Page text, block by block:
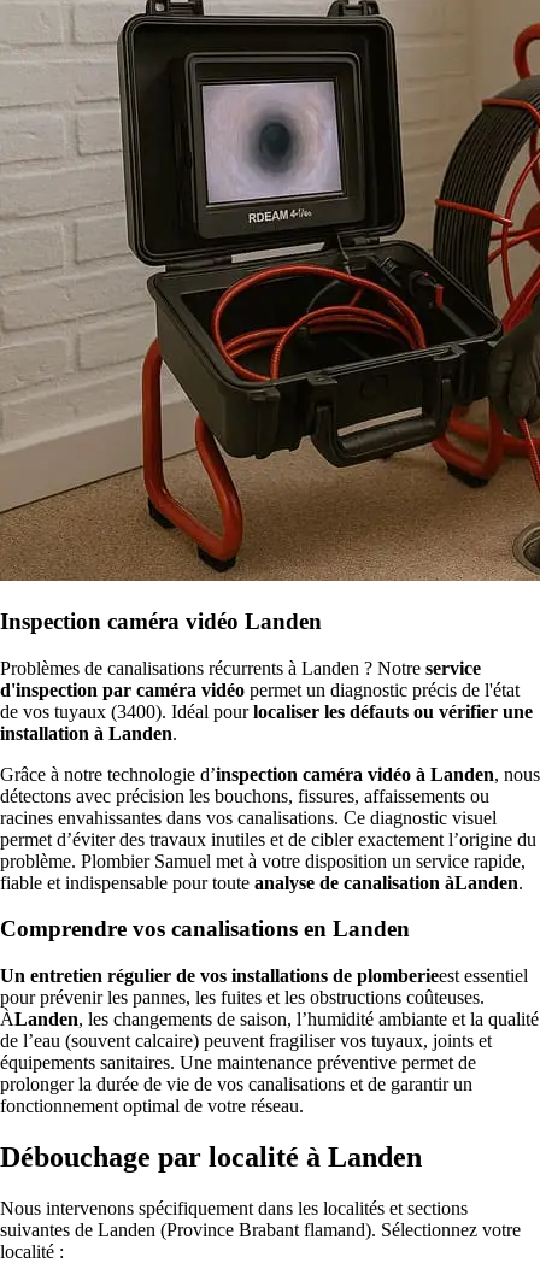
Inspection caméra vidéo Landen
Problèmes de canalisations récurrents à Landen ? Notre service
d'inspection par caméra vidéo permet un diagnostic précis de l'état
de vos tuyaux (3400). Idéal pourlocaliser les défauts ou vérifier une
installation à Landen.
Grâce à notre technologie d’inspection caméra vidéo à Landen, nous
détectons avec précision les bouchons, fissures, affaissements ou
racines envahissantes dans vos canalisations. Ce diagnostic visuel
permet d’éviter des travaux inutiles et de cibler exactement l’origine du
problème. Plombier Samuel met à votre disposition un service rapide,
fiable et indispensable pour toute analyse de canalisation àLanden.
Comprendre vos canalisations en Landen
Un entretien régulier de vos installations de plomberieest essentiel
pour prévenir les pannes, les fuites et les obstructions coûteuses.
ÀLanden, les changements de saison, l’humidité ambiante et la qualité
de l’eau (souvent calcaire) peuvent fragiliser vos tuyaux, joints et
équipements sanitaires. Une maintenance préventive permet de
prolonger la durée de vie de vos canalisations et de garantir un
fonctionnement optimal de votre réseau.
Débouchage par localité à Landen
Nous intervenons spécifiquement dans les localités et sections
suivantes de Landen (Province Brabant flamand). Sélectionnez votre
localité :